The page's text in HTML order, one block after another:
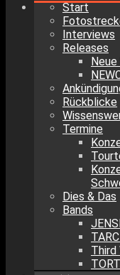
Start
Interviews
Releases
Rückblicke
Termine
Dies & Das
Bands
Third